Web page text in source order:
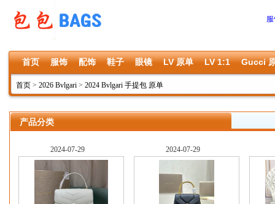
首页 服饰 配饰 鞋子 眼镜 LV 原单 LV 1:1 Gucci
首页 > 2026 Bvlgari > 2024 Bvlgari 手提包 原单
产品分类
2024-07-29 2024-07-29